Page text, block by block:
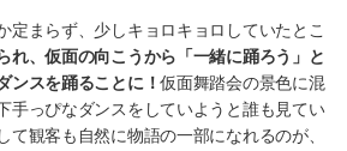
定まらず、少しキョロキョロしていたとこ
れ、仮面の向こうから「一緒に踊ろう」と
ンスを踊ることに！仮面舞踏会の景色に混
手っぴなダンスをしていようと誰も見てい
て観客も自然に物語の一部になれるのが、